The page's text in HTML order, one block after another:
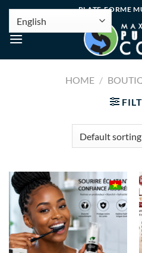
PLATE-FORME
HOME /